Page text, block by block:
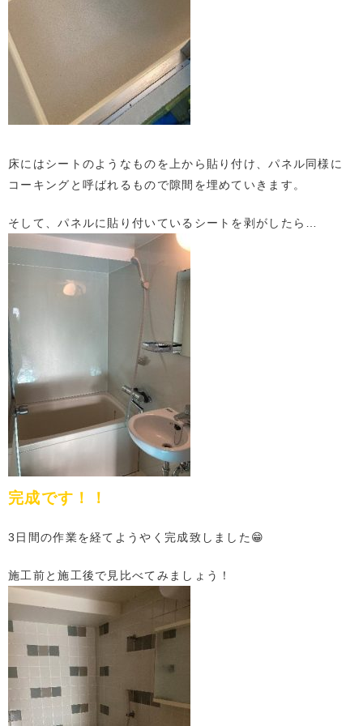
床にはシートのようなものを上から貼り付け、パネル同様に
コーキングと呼ばれるもので隙間を埋めていきます。
そして、パネルに貼り付いているシートを剥がしたら…
完成です！！
3日間の作業を経てようやく完成致しました😁
施工前と施工後で見比べてみましょう！